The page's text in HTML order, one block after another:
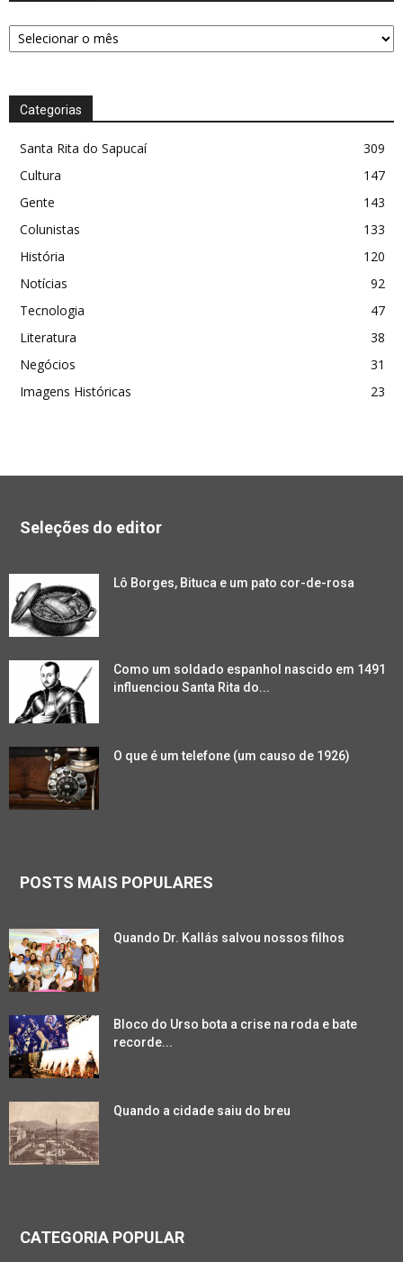
DESPENSA
Categorias
Santa Rita do Sapucaí
309
Cultura
147
Gente
143
Colunistas
133
História
120
Notícias
92
Tecnologia
47
Literatura
38
Negócios
31
Imagens Históricas
23
Seleções do editor
Lô Borges, Bituca e um pato cor-de-rosa
Como um soldado espanhol nascido em 1491
influenciou Santa Rita do...
O que é um telefone (um causo de 1926)
POSTS MAIS POPULARES
Quando Dr. Kallás salvou nossos filhos
Bloco do Urso bota a crise na roda e bate
recorde...
Quando a cidade saiu do breu
CATEGORIA POPULAR